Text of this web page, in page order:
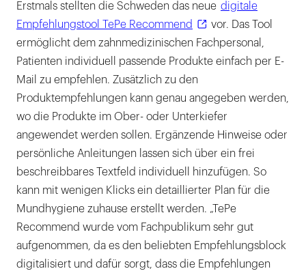
Erstmals stellten die Schweden das neue digitale
Empfehlungstool TePe Recommend
vor. Das Tool
ermöglicht dem zahnmedizinischen Fachpersonal,
Patienten individuell passende Produkte einfach per E-
Mail zu empfehlen. Zusätzlich zu den
Produktempfehlungen kann genau angegeben werden,
wo die Produkte im Ober- oder Unterkiefer
angewendet werden sollen. Ergänzende Hinweise oder
persönliche Anleitungen lassen sich über ein frei
beschreibbares Textfeld individuell hinzufügen. So
kann mit wenigen Klicks ein detaillierter Plan für die
Mundhygiene zuhause erstellt werden. „TePe
Recommend wurde vom Fachpublikum sehr gut
aufgenommen, da es den beliebten Empfehlungsblock
digitalisiert und dafür sorgt, dass die Empfehlungen